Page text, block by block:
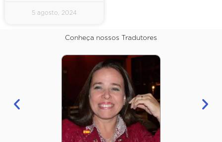
5 agosto, 2024
Conheça nossos Tradutores